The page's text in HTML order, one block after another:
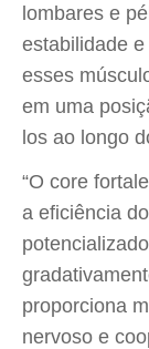
lombares e
estabilidade
esses
em uma
los ao longo
“O core
a eficiência
proporciona
nervoso e